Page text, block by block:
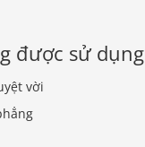
được sử dụng
vời